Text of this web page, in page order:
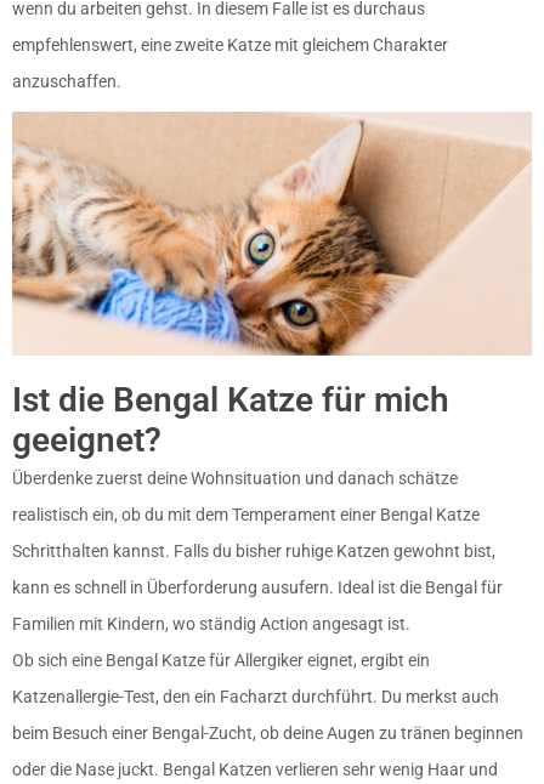
wenn du arbeiten gehst. In diesem Falle ist es durchaus
empfehlenswert, eine zweite Katze mit gleichem Charakter
anzuschaffen.
Ist die Bengal Katze für mich
geeignet?
Überdenke zuerst deine Wohnsituation und danach schätze
realistisch ein, ob du mit dem Temperament einer Bengal Katze
Schritthalten kannst. Falls du bisher ruhige Katzen gewohnt bist,
kann es schnell in Überforderung ausufern. Ideal ist die Bengal für
Familien mit Kindern, wo ständig Action angesagt ist.
Ob sich eine Bengal Katze für Allergiker eignet, ergibt ein
Katzenallergie-Test, den ein Facharzt durchführt. Du merkst auch
beim Besuch einer Bengal-Zucht, ob deine Augen zu tränen beginnen
oder die Nase juckt. Bengal Katzen verlieren sehr wenig Haar und